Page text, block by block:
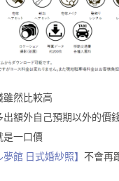
雖然比較高
額外自己預期以外的價
是一口價
館 日式婚紗照】 不會再